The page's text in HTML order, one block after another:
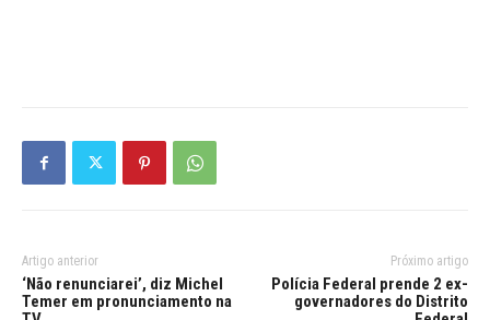
Artigo anterior
‘Não renunciarei’, diz Michel
Temer em pronunciamento na
Próximo artigo
Polícia Federal prende 2 ex-
governadores do Distrito